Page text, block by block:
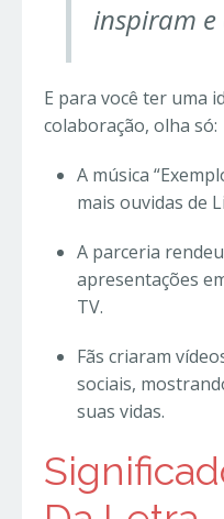
inspiram
E para você ter uma
colaboração, olha só:
A música
mais ouvidas de
A parceria
apresentações
TV.
Fãs criaram
sociais,
suas vidas.